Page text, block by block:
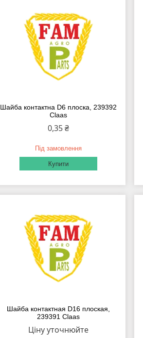
Шайба контактна D6 плоска, 239392
Claas
0,35 ₴
Під замовлення
Купити
Шайба контактная D16 плоская,
239391 Claas
Ціну уточнюйте